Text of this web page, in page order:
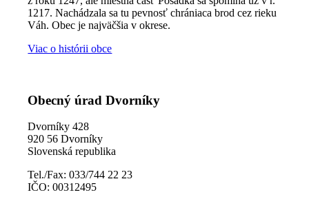
1217. Nachádzala sa tu pevnosť chrániaca brod cez rieku
Váh. Obec je najväčšia v okrese.
Viac o histórii obce
Obecný úrad Dvorníky
Dvorníky 428
920 56 Dvorníky
Slovenská republika
Tel./Fax: 033/744 22 23
IČO: 00312495